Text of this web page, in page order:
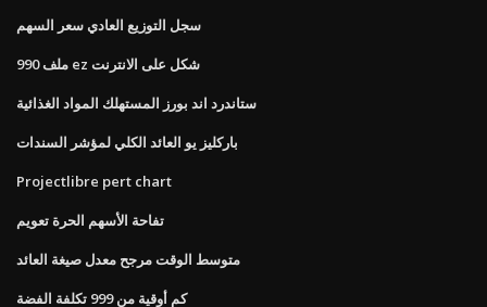
سجل التوزيع العادي سعر السهم
ملف 990 ez شكل على الانترنت
ستاندرد اند بورز المستهلك المواد الغذائية
باركليز يو العائد الكلي لمؤشر السندات
Projectlibre pert chart
تفاحة الأسهم الحرة تعويم
متوسط ​​الوقت مرجح معدل صيغة العائد
كم أوقية من 999 تكلفة الفضة